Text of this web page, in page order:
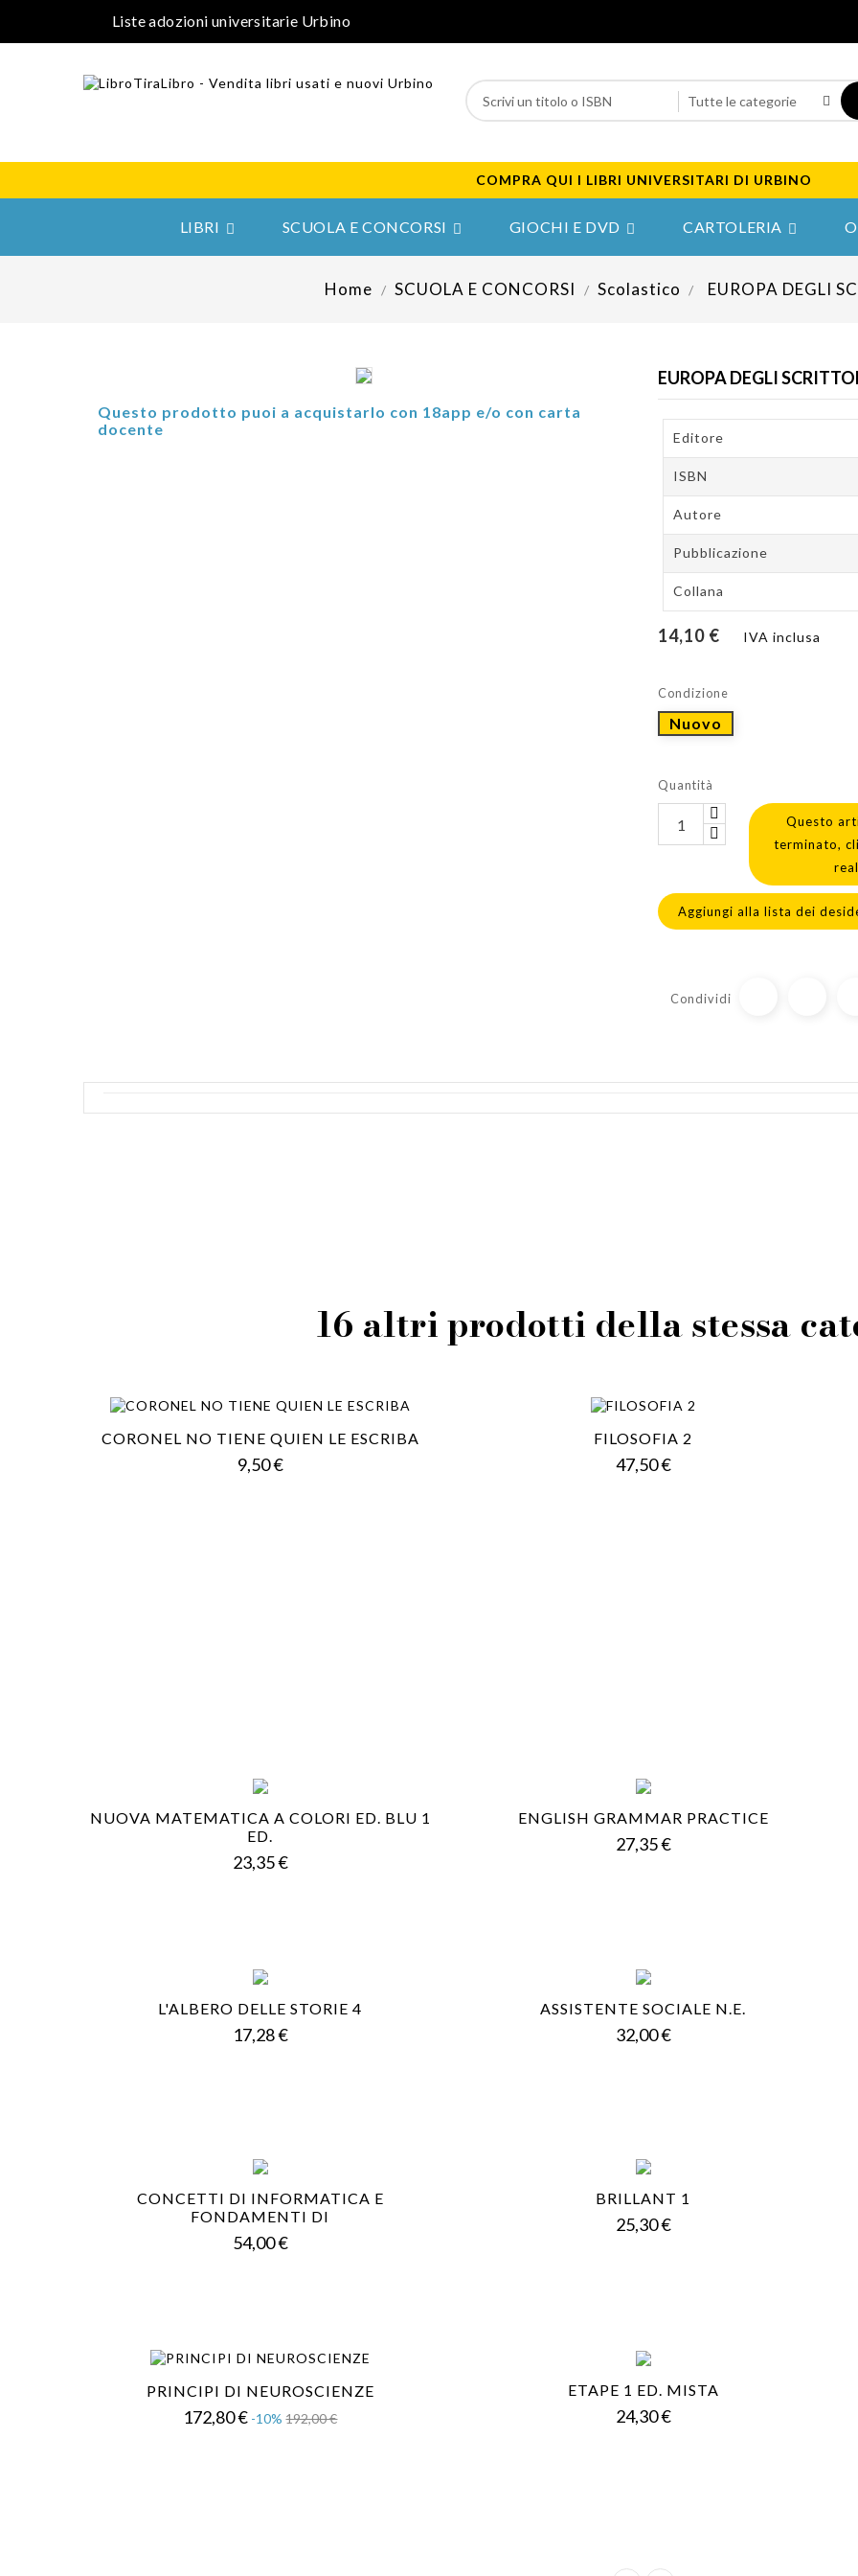
Liste adozioni universitarie Urbino
COMPRA QUI I LIBRI UNIVERSITARI DI URBINO

LIBRI 
SCUOLA E CONCORSI 
GIOCHI E DVD 
CARTOLERIA
Home SCUOLA E CONCORSI Scolastico EUROPA DEGLI
Questo prodotto puoi a acquistarlo con 18app e/o con carta
docente
EUROPA DEGLI
Editore
ISBN
Autore
Pubblicazione
Collana
14,10 € IVA inclusa
Condizione
Nuovo
Quantità
Questo
terminato,
Aggiungi alla lista dei
Condividi
16 altri prodotti della stessa
CORONEL NO TIENE QUIEN LE ESCRIBA
9,50 €Prezzo
FILOSOFIA 2
47,50 €Prezzo
NUOVA MATEMATICA A COLORI ED. BLU 1
ED.
23,35 €Prezzo
ENGLISH GRAMMAR PRACTICE
27,35 €Prezzo
L'ALBERO DELLE STORIE 4
17,28 €Prezzo
ASSISTENTE SOCIALE N.E.
32,00 €Prezzo
CONCETTI DI INFORMATICA E
FONDAMENTI DI
54,00 €Prezzo
BRILLANT 1
25,30 €Prezzo
PRINCIPI DI NEUROSCIENZE
172,80 €Prezzo
-10% 192,00 €Prezzo
ETAPE 1 ED. MISTA
24,30 €Prezzo